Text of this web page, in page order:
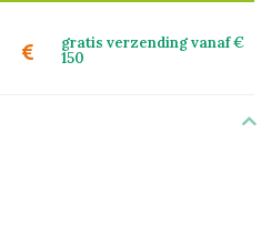
gratis verzending vanaf €
150